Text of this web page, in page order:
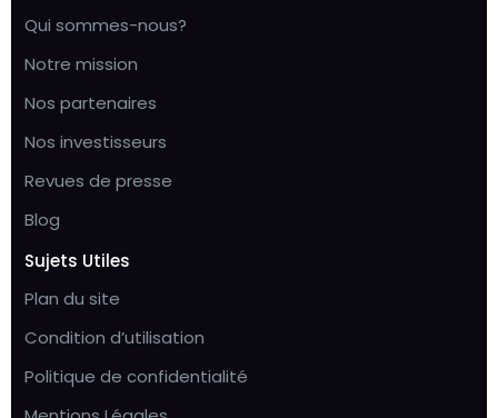
Qui sommes-nous?
Notre mission
Nos partenaires
Nos investisseurs
Revues de presse
Blog
Sujets Utiles
Plan du site
Condition d’utilisation
Politique de confidentialité